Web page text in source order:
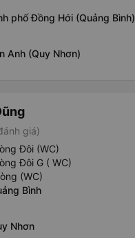
phố Đồng Hới (Quảng Bình)
Anh (Quy Nhơn)
giá)
Đôi (WC)
Đôi G ( WC)
(WC)
Bình
Nhơn